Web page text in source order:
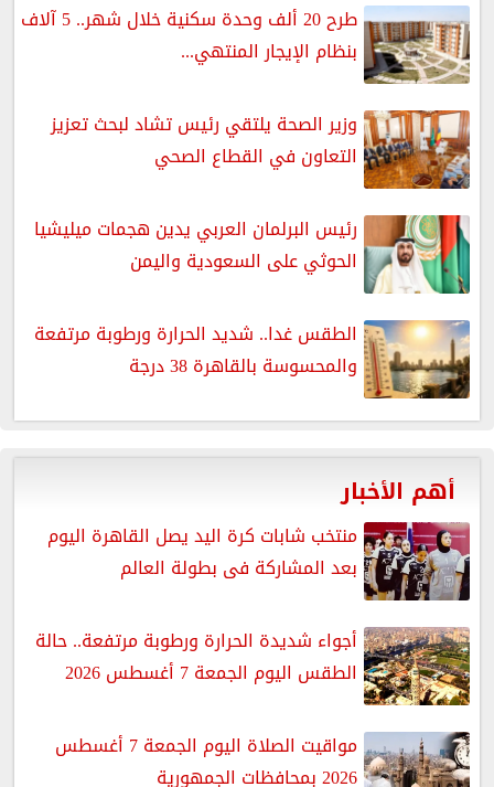
طرح 20 ألف وحدة سكنية خلال شهر.. 5 آلاف
بنظام الإيجار المنتهي...
وزير الصحة يلتقي رئيس تشاد لبحث تعزيز
التعاون في القطاع الصحي
رئيس البرلمان العربي يدين هجمات ميليشيا
الحوثي على السعودية واليمن
الطقس غدا.. شديد الحرارة ورطوبة مرتفعة
والمحسوسة بالقاهرة 38 درجة
أهم الأخبار
منتخب شابات كرة اليد يصل القاهرة اليوم
بعد المشاركة فى بطولة العالم
أجواء شديدة الحرارة ورطوبة مرتفعة.. حالة
الطقس اليوم الجمعة 7 أغسطس 2026
مواقيت الصلاة اليوم الجمعة 7 أغسطس
2026 بمحافظات الجمهورية